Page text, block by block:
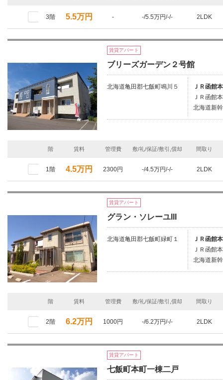
3階 5.5万円 - -/5.5万円/-/- 2LDK
賃貸アパート
ブリーズガーデン２号館
北海道亀田郡七飯町鳴川５
ＪＲ函館
ＪＲ函館
北海道新
階 賃料 管理費 敷/礼/保証/敷引,償却 間取り
1階 4.5万円 2300円 -/4.5万円/-/- 2LDK
賃貸アパート
グラン・ソレーユIII
北海道亀田郡七飯町緑町１
ＪＲ函館
ＪＲ函館
北海道新
階 賃料 管理費 敷/礼/保証/敷引,償却 間取り
2階 6.2万円 1000円 -/6.2万円/-/- 2LDK
賃貸アパート
七飯町本町一棟二戸